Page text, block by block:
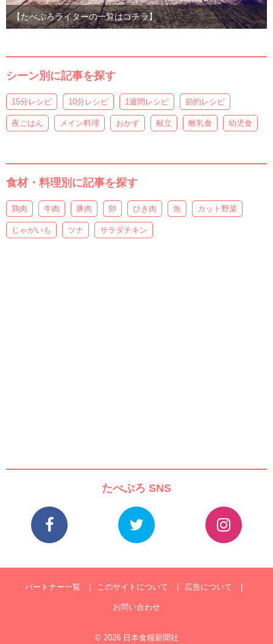
【たべぷろライターの一覧はコチラ】
シーン別に記事を探す
15分レシピ 10分レシピ 1週間レシピ 節約レシピ
夜ごはん メイン料理 おかず 献立 離乳食 幼児食
食材・料理別に記事を探す
鶏肉 牛肉 豚肉 卵 ひき肉 魚 カット野菜
じゃがいも ツナ サラダチキン
たべぷろ SNS
パートナー一覧 このサイトについて 広告について
お問い合わせ
© 2026 日本食糧新聞社